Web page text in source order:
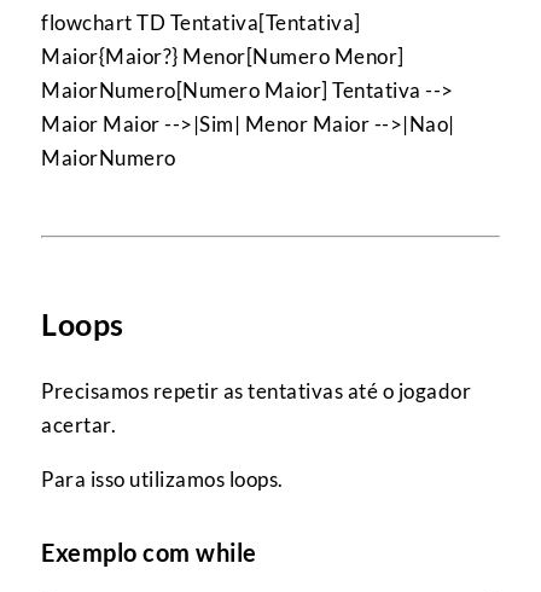
flowchart TD Tentativa[Tentativa]
Maior{Maior?} Menor[Numero Menor]
MaiorNumero[Numero Maior] Tentativa -->
Maior Maior -->|Sim| Menor Maior -->|Nao|
MaiorNumero
Loops
Precisamos repetir as tentativas até o jogador
acertar.
Para isso utilizamos loops.
Exemplo com while